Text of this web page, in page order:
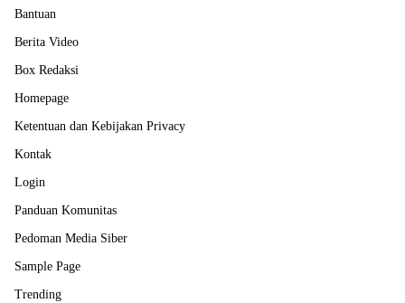
Bantuan
Berita Video
Box Redaksi
Homepage
Ketentuan dan Kebijakan Privacy
Kontak
Login
Panduan Komunitas
Pedoman Media Siber
Sample Page
Trending